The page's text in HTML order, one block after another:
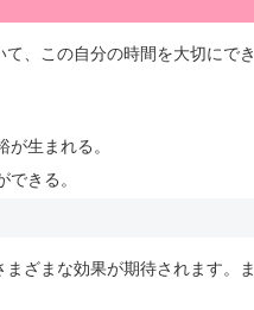
、この自分の時間を大切にで
生まれる。
きる。
ざまな効果が期待されます。